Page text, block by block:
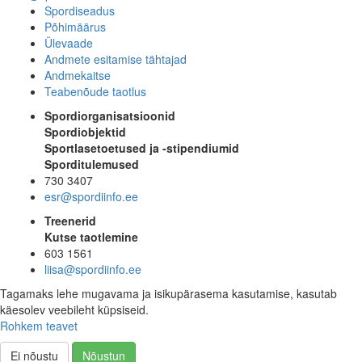
Spordiseadus
Põhimäärus
Ülevaade
Andmete esitamise tähtajad
Andmekaitse
Teabenõude taotlus
Spordiorganisatsioonid
Spordiobjektid
Sportlasetoetused ja -stipendiumid
Sporditulemused
730 3407
esr@spordiinfo.ee
Treenerid
Kutse taotlemine
603 1561
liisa@spordiinfo.ee
Tagamaks lehe mugavama ja isikupärasema kasutamise, kasutab
käesolev veebileht küpsiseid.
Rohkem teavet